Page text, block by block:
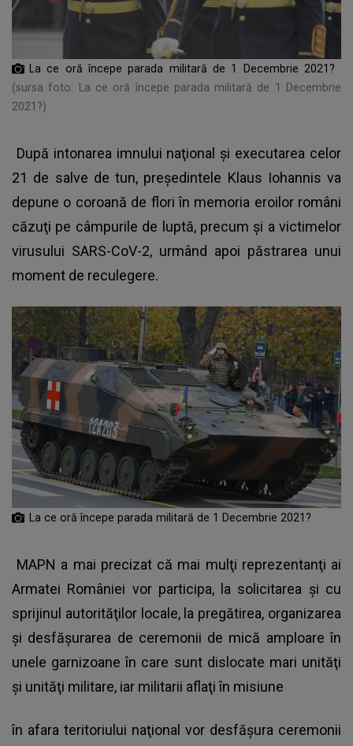
La ce oră începe parada militară de 1 Decembrie 2021?
(sursa foto: La ce oră începe parada militară de 1 Decembrie
2021?)
După intonarea imnului naţional şi executarea celor
21 de salve de tun, preşedintele Klaus Iohannis va
depune o coroană de flori în memoria eroilor români
căzuţi pe câmpurile de luptă, precum şi a victimelor
virusului SARS-CoV-2, urmând apoi păstrarea unui
moment de reculegere.
La ce oră începe parada militară de 1 Decembrie 2021?
MAPN a mai precizat că mai mulţi reprezentanţi ai
Armatei României vor participa, la solicitarea şi cu
sprijinul autorităţilor locale, la pregătirea, organizarea
şi desfăşurarea de ceremonii de mică amploare în
unele garnizoane în care sunt dislocate mari unităţi
şi unităţi militare, iar militarii aflaţi în misiune
în afara teritoriului naţional vor desfăşura ceremonii